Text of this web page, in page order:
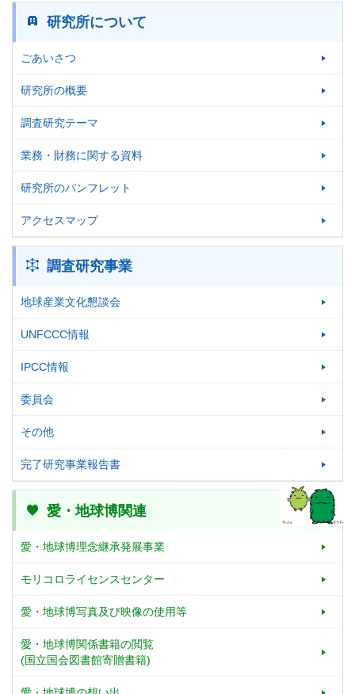
研究所について
ごあいさつ
研究所の概要
調査研究テーマ
業務・財務に関する資料
研究所のパンフレット
アクセスマップ
調査研究事業
地球産業文化懇談会
UNFCCC情報
IPCC情報
委員会
その他
完了研究事業報告書
愛・地球博関連
愛・地球博理念継承発展事業
モリコロライセンスセンター
愛・地球博写真及び映像の使用等
愛・地球博関係書籍の閲覧
(国立国会図書館寄贈書籍)